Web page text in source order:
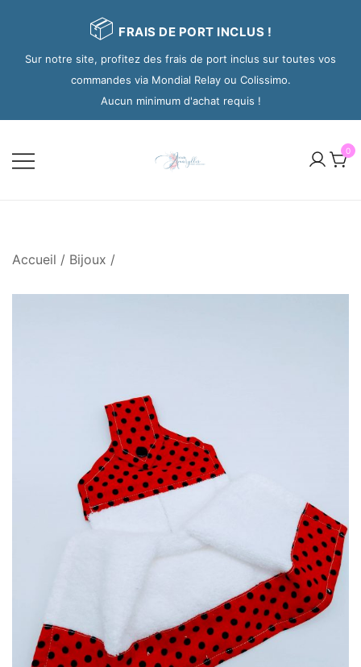
📦 FRAIS DE PORT INCLUS !
Sur notre site, profitez des frais de port inclus sur toutes vos
commandes via Mondial Relay ou Colissimo.
Aucun minimum d'achat requis !
0
Accueil / Bijoux /